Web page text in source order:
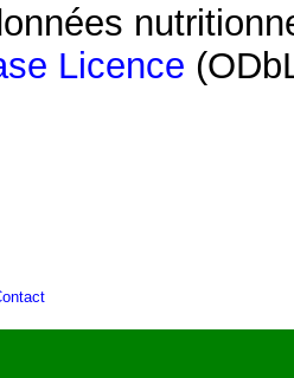
Licence